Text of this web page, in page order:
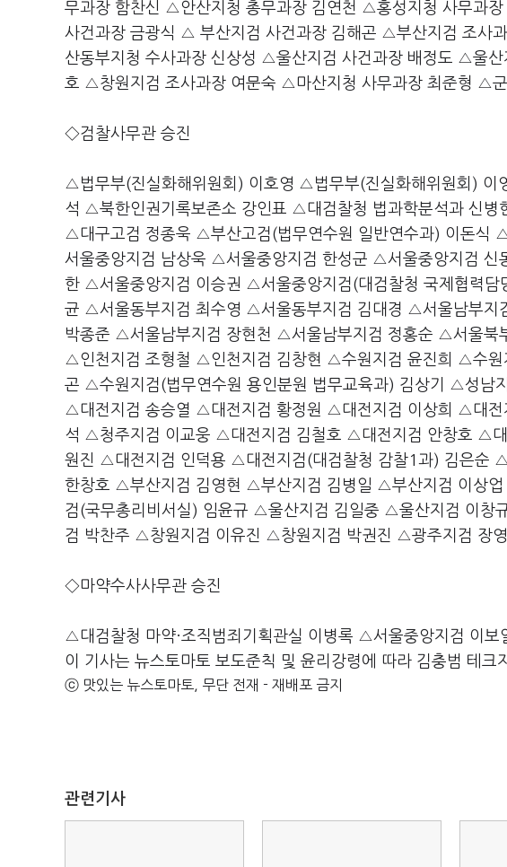
무과장 함찬신 △안산지청 총무과장 김연천 △홍성지청 사무과
사건과장 금광식 △ 부산지검 사건과장 김해곤 △부산지검 조사
산동부지청 수사과장 신상성 △울산지검 사건과장 배정도 △울
호 △창원지검 조사과장 여문숙 △마산지청 사무과장 최준형 △
◇검찰사무관 승진
△법무부(진실화해위원회) 이호영 △법무부(진실화해위원회) 이
석 △북한인권기록보존소 강인표 △대검찰청 법과학분석과 신
△대구고검 정종욱 △부산고검(법무연수원 일반연수과) 이돈식
서울중앙지검 남상욱 △서울중앙지검 한성군 △서울중앙지검
한 △서울중앙지검 이승권 △서울중앙지검(대검찰청 국제협력
균 △서울동부지검 최수영 △서울동부지검 김대경 △서울남부
박종준 △서울남부지검 장현천 △서울남부지검 정홍순 △서울북
△인천지검 조형철 △인천지검 김창현 △수원지검 윤진희 △수
곤 △수원지검(법무연수원 용인분원 법무교육과) 김상기 △성남
△대전지검 송승열 △대전지검 황정원 △대전지검 이상희 △대
석 △청주지검 이교웅 △대전지검 김철호 △대전지검 안창호 △
원진 △대전지검 인덕용 △대전지검(대검찰청 감찰1과) 김은순
한창호 △부산지검 김영현 △부산지검 김병일 △부산지검 이상
검(국무총리비서실) 임윤규 △울산지검 김일중 △울산지검 이
검 박찬주 △창원지검 이유진 △창원지검 박권진 △광주지검 장
◇마약수사사무관 승진
△대검찰청 마약·조직범죄기획관실 이병록 △서울중앙지검 이
이 기사는 뉴스토마토 보도준칙 및 윤리강령에 따라 김충범 테크
ⓒ 맛있는 뉴스토마토, 무단 전재 - 재배포 금지
관련기사